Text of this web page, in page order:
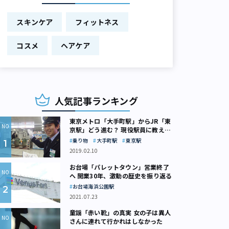
スキンケア フィットネス
コスメ ヘアケア
人気記事ランキング
東京メトロ「大手町駅」からJR「東
京駅」どう進む？ 現役駅員に教えて
もらいました
乗り物 大手町駅
東京駅
2019.02.10
お台場「パレットタウン」営業終了
へ 開業30年、激動の歴史を振り返る
お台場海浜公園駅
2021.07.23
童謡「赤い靴」の真実 女の子は異人
さんに連れて行かれはしなかった